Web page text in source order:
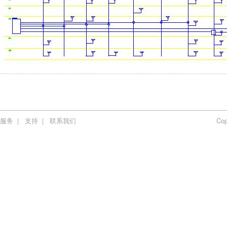
服务 | 支持 | 联系我们